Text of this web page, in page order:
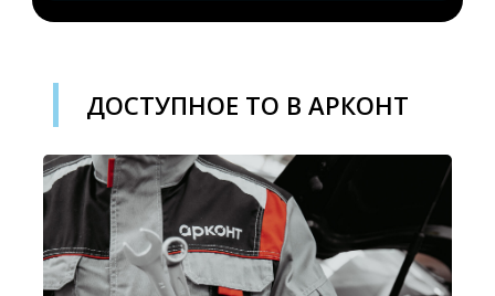
ДОСТУПНОЕ ТО В АРКОНТ